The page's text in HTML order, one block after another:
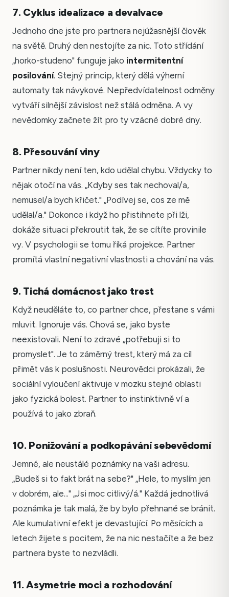
7. Cyklus idealizace a devalvace
Jednoho dne jste pro partnera nejúžasnější člověk
na světě. Druhý den nestojíte za nic. Toto střídání
„horko-studeno" funguje jako intermitentní
posilování. Stejný princip, který dělá výherní
automaty tak návykové. Nepředvídatelnost odměny
vytváří silnější závislost než stálá odměna. A vy
nevědomky začnete žít pro ty vzácné dobré dny.
8. Přesouvání viny
Partner nikdy není ten, kdo udělal chybu. Vždycky to
nějak otočí na vás. „Kdyby ses tak nechoval/a,
nemusel/a bych křičet." „Podívej se, cos ze mě
udělal/a." Dokonce i když ho přistihnete při lži,
dokáže situaci překroutit tak, že se cítíte provinile
vy. V psychologii se tomu říká projekce. Partner
promítá vlastní negativní vlastnosti a chování na vás.
9. Tichá domácnost jako trest
Když neuděláte to, co partner chce, přestane s vámi
mluvit. Ignoruje vás. Chová se, jako byste
neexistovali. Není to zdravé „potřebuji si to
promyslet". Je to záměrný trest, který má za cíl
přimět vás k poslušnosti. Neurovědci prokázali, že
sociální vyloučení aktivuje v mozku stejné oblasti
jako fyzická bolest. Partner to instinktivně ví a
používá to jako zbraň.
10. Ponižování a podkopávání sebevědomí
Jemné, ale neustálé poznámky na vaši adresu.
„Budeš si to fakt brát na sebe?" „Hele, to myslím jen
v dobrém, ale..." „Jsi moc citlivý/á." Každá jednotlivá
poznámka je tak malá, že by bylo přehnané se bránit.
Ale kumulativní efekt je devastující. Po měsících a
letech žijete s pocitem, že na nic nestačíte a že bez
partnera byste to nezvládli.
11. Asymetrie moci a rozhodování